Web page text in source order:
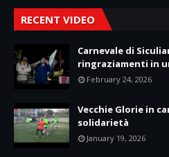
RECENT VIDEO
Carnevale di
ringraziamenti in
February 24, 2026
Vecchie Glorie in
solidarietà
January 19, 2026